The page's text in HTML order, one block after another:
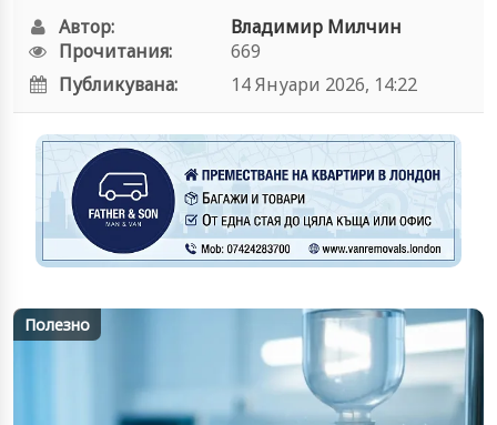
Автор:
Владимир Милчин
Прочитания:
669
Публикувана:
14 Януари 2026, 14:22
Полезно